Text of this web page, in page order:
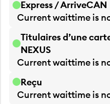
Express / ArriveCAN
Current waittime is
Titulaires d’une
NEXUS
Current waittime is
Reçu
Current waittime is